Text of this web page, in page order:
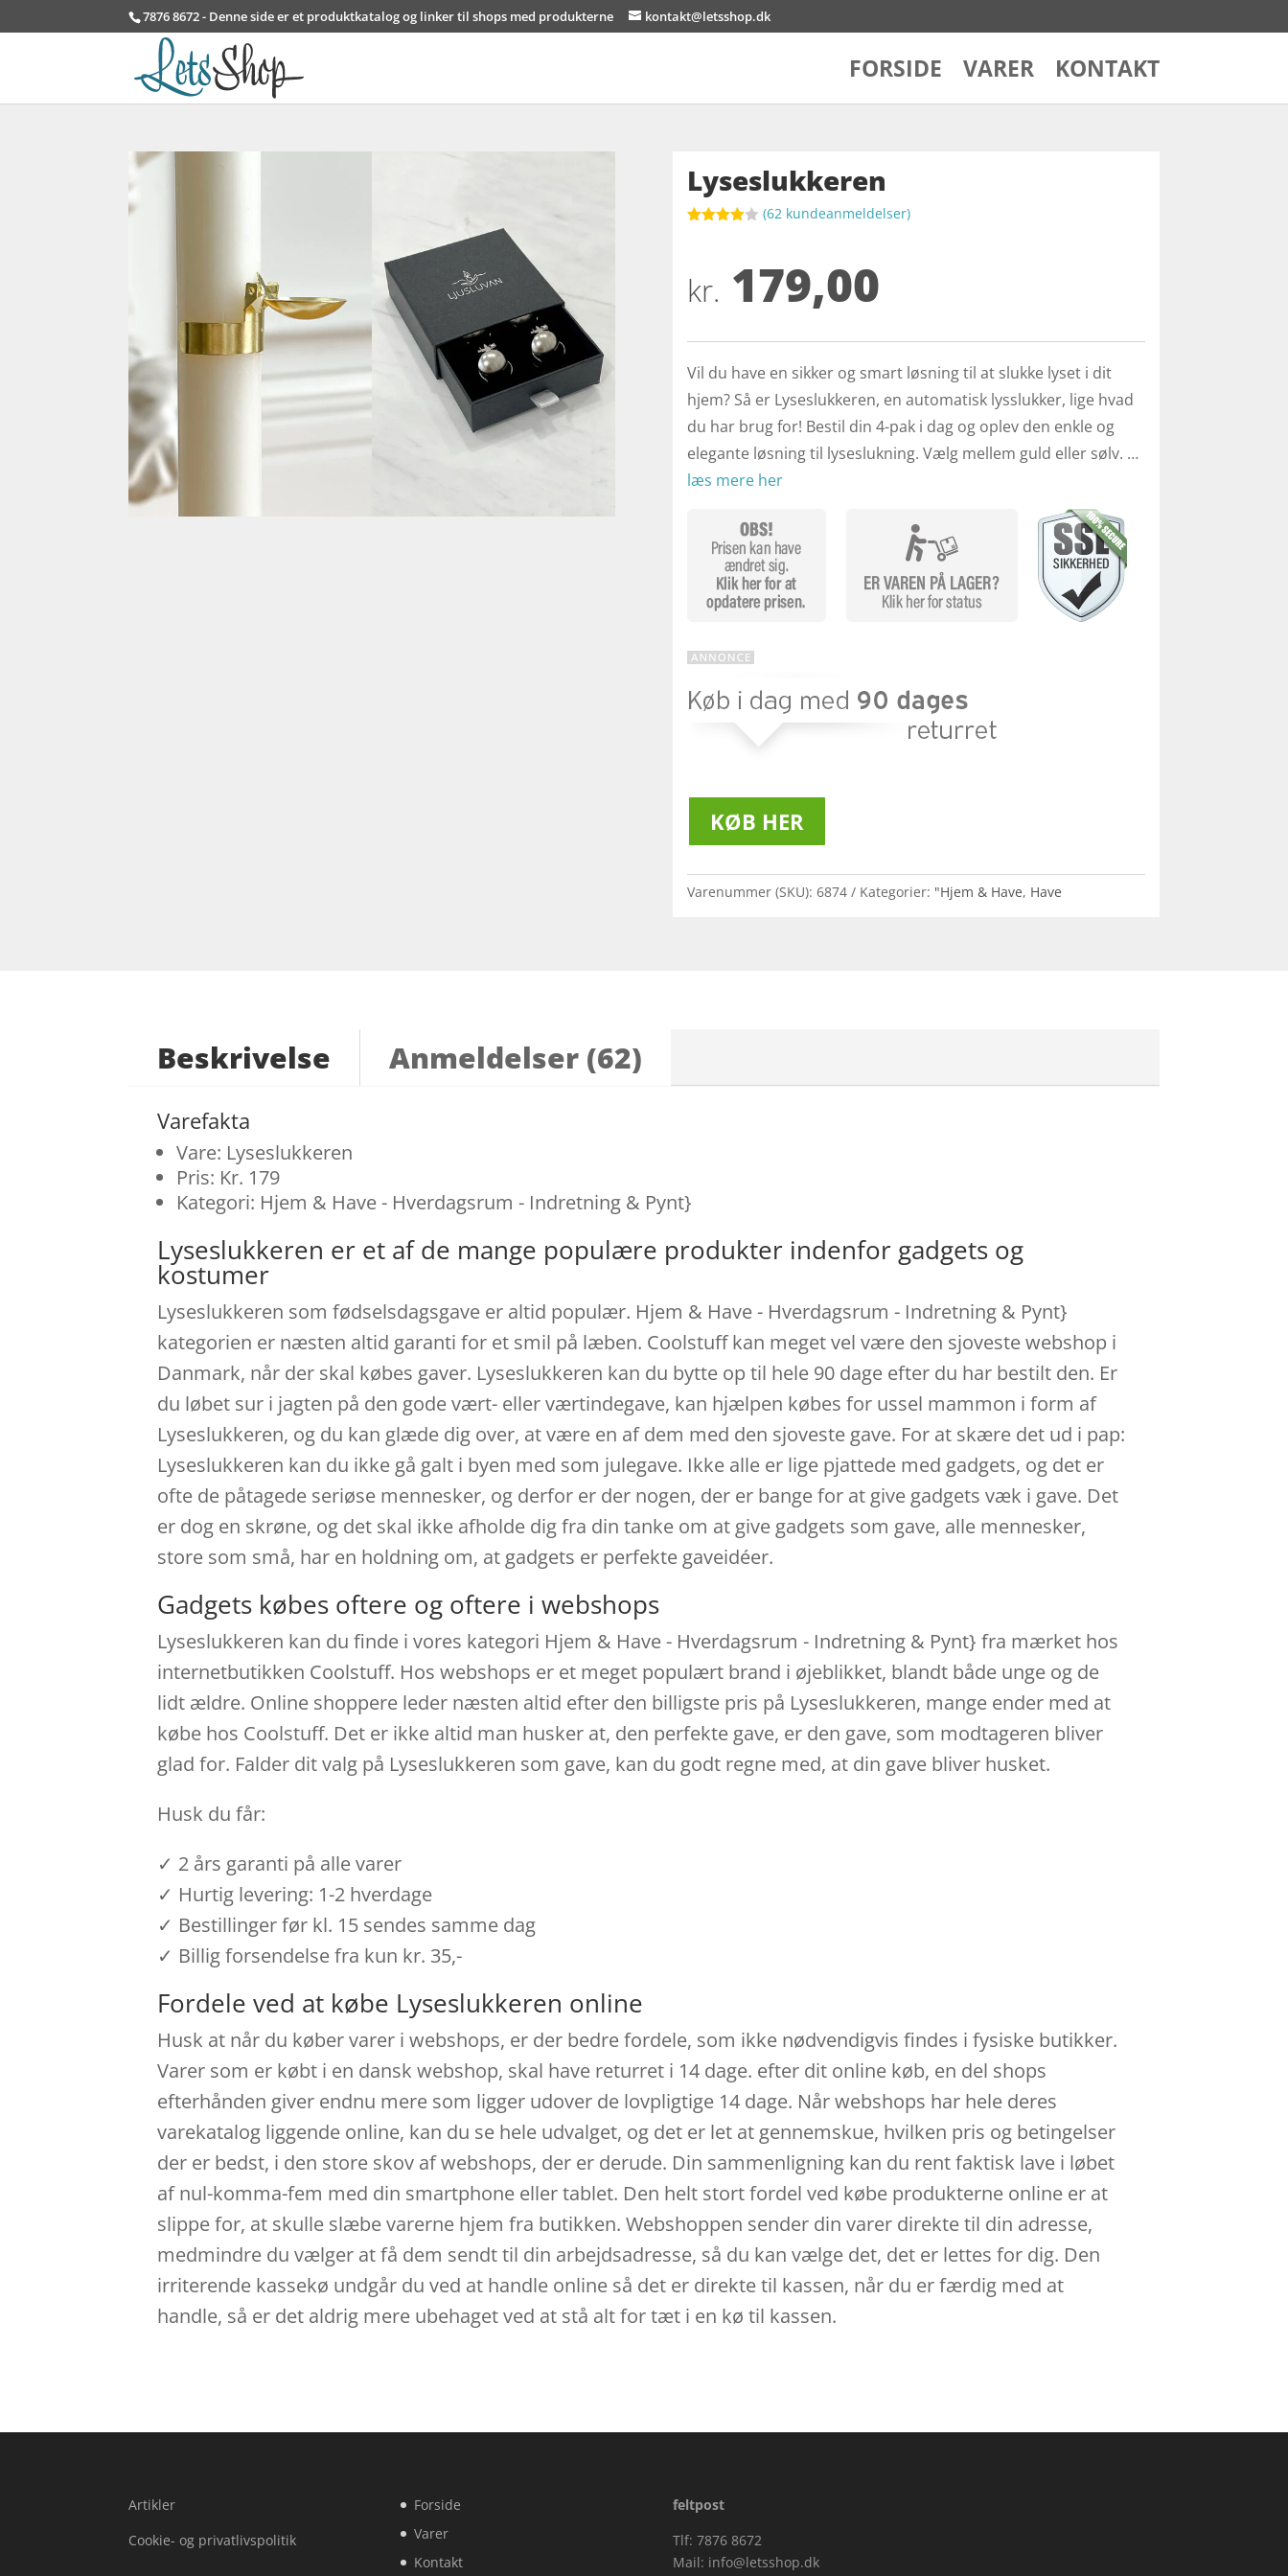
7876 8672 - Denne side er et produktkatalog og linker til shops med produkterne kontakt@letsshop.dk
FORSIDE VARER KONTAKT
Lyseslukkeren
på
kundebed
(62 kundeanmeldelser)
kr. 179,00
Vil du have en sikker og smart løsning til at slukke lyset i dit
hjem? Så er Lyseslukkeren, en automatisk lysslukker, lige hvad
du har brug for! Bestil din 4-pak i dag og oplev den enkle og
elegante løsning til lyseslukning. Vælg mellem guld eller sølv. …
læs mere her
KØB HER
Varenummer (SKU): 6874 Kategorier: "Hjem & Have, Have
Beskrivelse Anmeldelser (62)
Varefakta
Vare: Lyseslukkeren
Pris: Kr. 179
Kategori: Hjem & Have - Hverdagsrum - Indretning & Pynt}
Lyseslukkeren er et af de mange populære produkter indenfor gadgets og
kostumer
Lyseslukkeren som fødselsdagsgave er altid populær. Hjem & Have - Hverdagsrum - Indretning & Pynt}
kategorien er næsten altid garanti for et smil på læben. Coolstuff kan meget vel være den sjoveste webshop i
Danmark, når der skal købes gaver. Lyseslukkeren kan du bytte op til hele 90 dage efter du har bestilt den. Er
du løbet sur i jagten på den gode vært- eller værtindegave, kan hjælpen købes for ussel mammon i form af
Lyseslukkeren, og du kan glæde dig over, at være en af dem med den sjoveste gave. For at skære det ud i pap:
Lyseslukkeren kan du ikke gå galt i byen med som julegave. Ikke alle er lige pjattede med gadgets, og det er
ofte de påtagede seriøse mennesker, og derfor er der nogen, der er bange for at give gadgets væk i gave. Det
er dog en skrøne, og det skal ikke afholde dig fra din tanke om at give gadgets som gave, alle mennesker,
store som små, har en holdning om, at gadgets er perfekte gaveidéer.
Gadgets købes oftere og oftere i webshops
Lyseslukkeren kan du finde i vores kategori Hjem & Have - Hverdagsrum - Indretning & Pynt} fra mærket hos
internetbutikken Coolstuff. Hos webshops er et meget populært brand i øjeblikket, blandt både unge og de
lidt ældre. Online shoppere leder næsten altid efter den billigste pris på Lyseslukkeren, mange ender med at
købe hos Coolstuff. Det er ikke altid man husker at, den perfekte gave, er den gave, som modtageren bliver
glad for. Falder dit valg på Lyseslukkeren som gave, kan du godt regne med, at din gave bliver husket.
Husk du får:
✓ 2 års garanti på alle varer
✓ Hurtig levering: 1-2 hverdage
✓ Bestillinger før kl. 15 sendes samme dag
✓ Billig forsendelse fra kun kr. 35,-
Fordele ved at købe Lyseslukkeren online
Husk at når du køber varer i webshops, er der bedre fordele, som ikke nødvendigvis findes i fysiske butikker.
Varer som er købt i en dansk webshop, skal have returret i 14 dage. efter dit online køb, en del shops
efterhånden giver endnu mere som ligger udover de lovpligtige 14 dage. Når webshops har hele deres
varekatalog liggende online, kan du se hele udvalget, og det er let at gennemskue, hvilken pris og betingelser
der er bedst, i den store skov af webshops, der er derude. Din sammenligning kan du rent faktisk lave i løbet
af nul-komma-fem med din smartphone eller tablet. Den helt stort fordel ved købe produkterne online er at
slippe for, at skulle slæbe varerne hjem fra butikken. Webshoppen sender din varer direkte til din adresse,
medmindre du vælger at få dem sendt til din arbejdsadresse, så du kan vælge det, det er lettes for dig. Den
irriterende kassekø undgår du ved at handle online så det er direkte til kassen, når du er færdig med at
handle, så er det aldrig mere ubehaget ved at stå alt for tæt i en kø til kassen.
Artikler
Cookie- og privatlivspolitik
Forside
Varer
Kontakt
feltpost
Tlf: 7876 8672
Mail: info@letsshop.dk